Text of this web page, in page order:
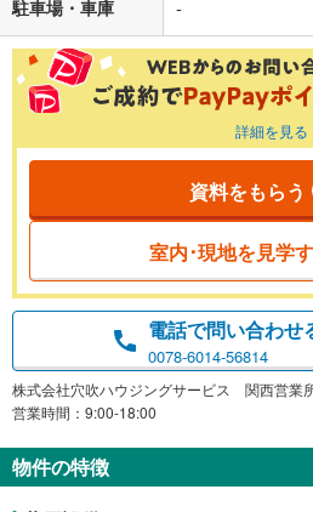
駐車場・車庫 -
詳細を見る
資料をもらう
室内･現地を見学
電話で問い合わせ
0078-6014-56814
株式会社穴吹ハウジングサービス 関西営業
営業時間：9:00-18:00
物件の特徴